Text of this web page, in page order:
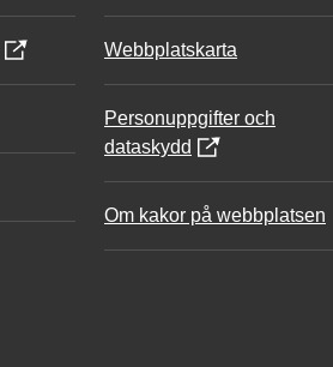
Webbplatskarta
Personuppgifter och
dataskydd
Om kakor på webbplatsen